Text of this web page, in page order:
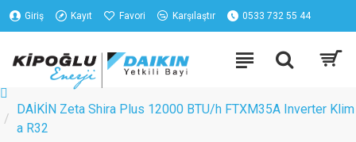
Giriş Kayıt Favori Karşılaştır 0533 732 55 44
DAİKİN Zeta Shira Plus 12000 BTU/h FTXM35A Inverter Klim
a R32